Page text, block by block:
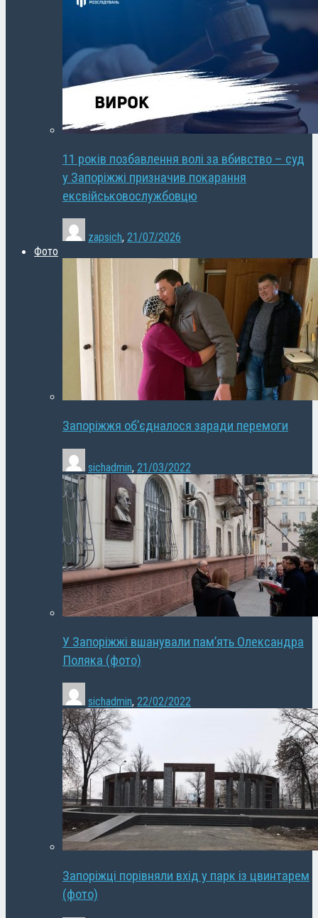
11 років позбавлення волі за вбивство – суд
у Запоріжжі призначив покарання
ексвійськовослужбовцю
zapsich, 21/07/2026
Фото
Запоріжжя об’єдналося заради перемоги
sichadmin, 21/03/2022
У Запоріжжі вшанували пам’ять Олександра
Поляка (фото)
sichadmin, 22/02/2022
Запоріжці порівняли вхід у парк із цвинтарем
(фото)